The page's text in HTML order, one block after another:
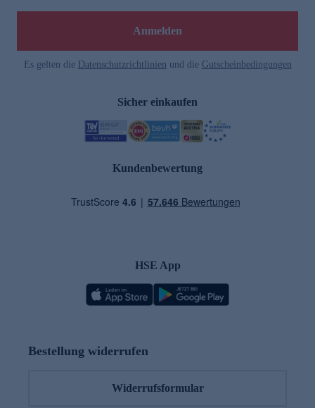
Anmelden
Es gelten die Datenschutzrichtlinien und die Gutscheinbedingungen
Sicher einkaufen
Kundenbewertung
HSE App
Bestellung widerrufen
Widerrufsformular